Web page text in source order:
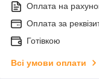
Оплата на
Оплата за
Готівкою
Всі умови оплати